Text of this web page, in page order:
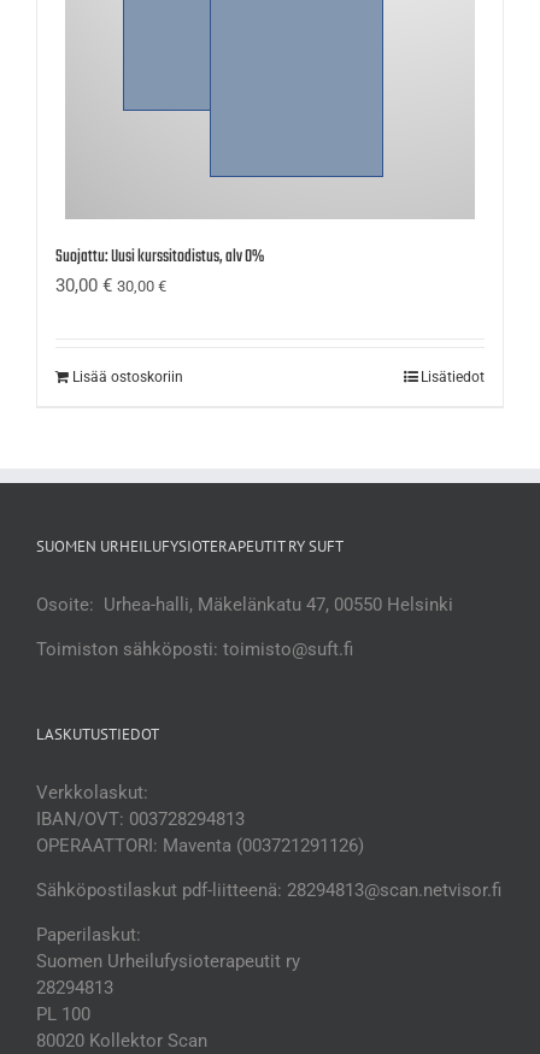
Suojattu: Uusi kurssitodistus, alv 0%
30,00 € 30,00 €
Lisää ostoskoriin Lisätiedot
SUOMEN URHEILUFYSIOTERAPEUTIT RY SUFT
Osoite: Urhea-halli, Mäkelänkatu 47, 00550 Helsinki
Toimiston sähköposti: toimisto@suft.fi
LASKUTUSTIEDOT
Verkkolaskut:
IBAN/OVT: 003728294813
OPERAATTORI: Maventa (003721291126)
Sähköpostilaskut pdf-liitteenä: 28294813@scan.netvisor.fi
Paperilaskut:
Suomen Urheilufysioterapeutit ry
28294813
PL 100
80020 Kollektor Scan